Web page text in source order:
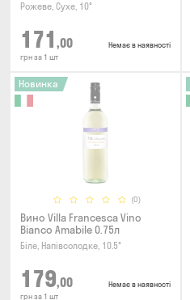
Рожеве, Сухе, 10°
171 ,00
грн за 1 шт
Немає в наявності
(0)
Новинка
Вино Villa Francesca Vino
Bianco Amabile 0.75л
Біле, Напівсолодке, 10.5°
179,00
грн за 1 шт
Немає в наявності